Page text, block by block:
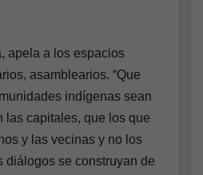
apela a los espacios
asamblearios. “Que
indígenas sean
las capitales, que los que
y las vecinas y no los
diálogos se construyan de